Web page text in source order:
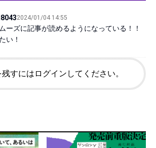
2024/01/04 14:55
ーズに記事が読めるようになっている！！
い！
すにはログインしてください。